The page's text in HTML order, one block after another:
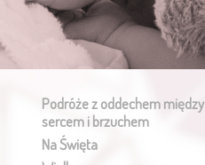
Podróże z oddechem między
sercem i brzuchem
Na Święta